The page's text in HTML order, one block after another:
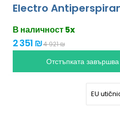
Electro
В наличност 5x
2 351 ₪4 921 ₪
Отстъпката